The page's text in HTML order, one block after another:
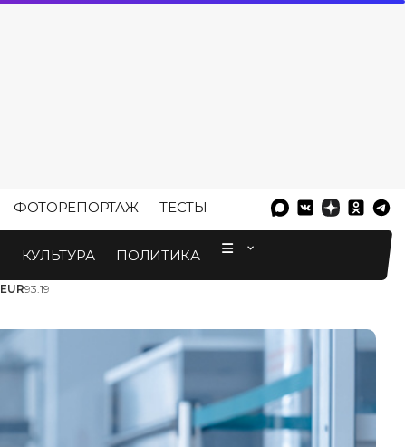
ФОТОРЕПОРТАЖ ТЕСТЫ
КУЛЬТУРА ПОЛИТИКА
EUR93.19